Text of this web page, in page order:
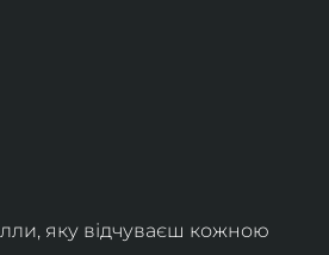
яку відчуваєш кожною